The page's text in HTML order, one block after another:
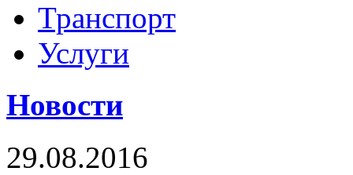
Транспорт
Услуги
Новости
29.08.2016